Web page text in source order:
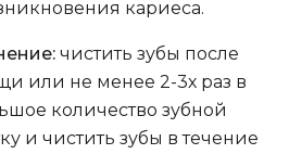
кариеса.
чистить зубы после
или не менее 2-3х раз в
количество зубной
и чистить зубы в течение